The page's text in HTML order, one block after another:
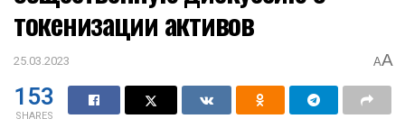
токенизации активов
25.03.2023 AA
153
SHARES